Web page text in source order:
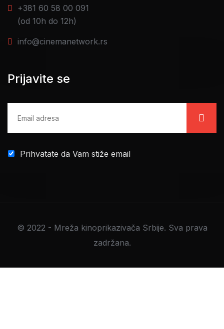
+381 60 58 00 091
(od 10h do 12h)
info@cinemanetwork.rs
Prijavite se
Prihvatate da Vam stiže email
© 2022 - Mreža kinoprikazivača Srbije. Sva prava
zadržana.